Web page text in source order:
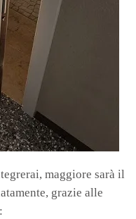
maggiore sarà il
grazie alle